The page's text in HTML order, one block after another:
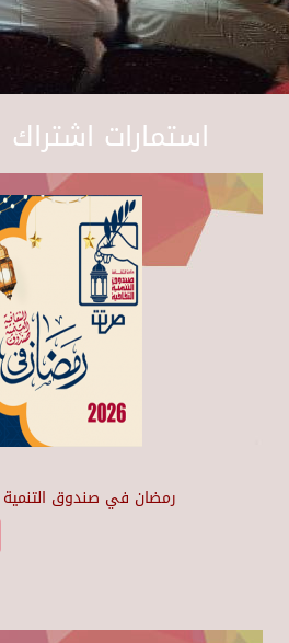
استمارات
رمضان في صندوق التنمية